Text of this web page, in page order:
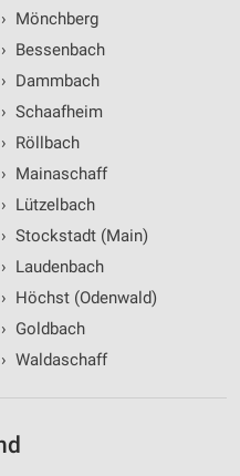
› Mönchberg
› Bessenbach
› Dammbach
› Schaafheim
› Röllbach
› Mainaschaff
› Lützelbach
› Stockstadt (Main)
› Laudenbach
› Höchst (Odenwald)
› Goldbach
› Waldaschaff